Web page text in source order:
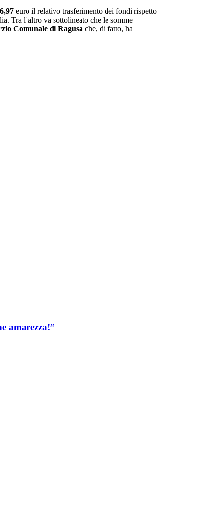
euro il relativo trasferimento dei fondi rispetto
Tra l’altro va sottolineato che le somme
Comunale di Ragusa che, di fatto, ha
amarezza!”